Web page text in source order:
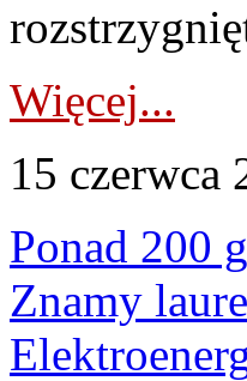
Więcej...
15 czerwca
Ponad 200
Znamy